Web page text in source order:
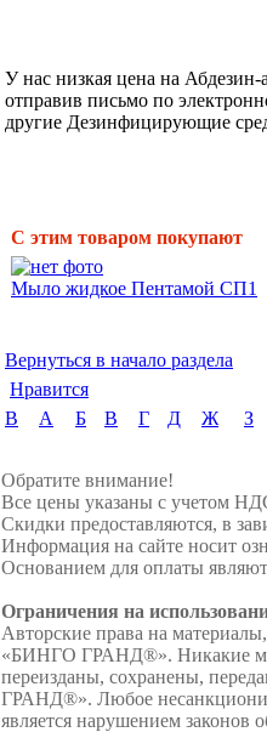
У нас низкая цена на
отправив письмо по
другие Дезинфицирующие
С этим товаром покупают
Мыло жидкое Пентамой СП1
Вернуться в начало раздела
Нравится
B
А Б В Г Д Ж З
Обратите внимание!
Все цены указаны с учетом
Скидки предоставляются, в
Информация на сайте носит
Основанием для оплаты
Ограничения на
Авторские права на
«БИНГО ГРАНД®». Никакие
переизданы, сохранены,
ГРАНД®». Любое
является нарушением законов